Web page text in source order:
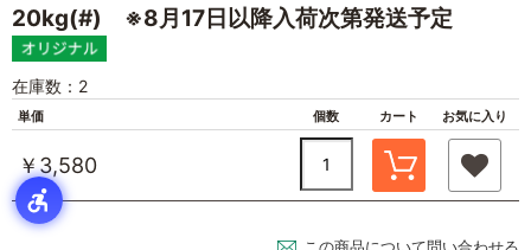
20kg(#) ※8月17日以降入荷次第発送予定
在庫数：2
単価 個数 カート お気に入り
￥3,580
この商品について問い合わせる